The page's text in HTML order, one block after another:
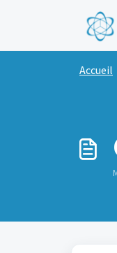
Accueil